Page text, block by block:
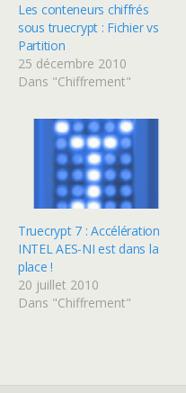
Les conteneurs chiffrés
sous truecrypt : Fichier vs
Partition
25 décembre 2010
Dans "Chiffrement"
Truecrypt 7 : Accélération
INTEL AES-NI est dans la
place !
20 juillet 2010
Dans "Chiffrement"